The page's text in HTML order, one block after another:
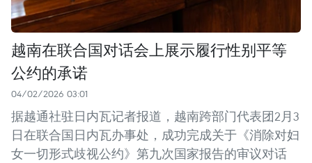
越南在联合国对话会上展示履行性别平等
公约的承诺
04/02/2026 03:01
据越通社驻日内瓦记者报道，越南跨部门代表团2月3
日在联合国日内瓦办事处，成功完成关于《消除对妇
女一切形式歧视公约》第九次国家报告的审议对话